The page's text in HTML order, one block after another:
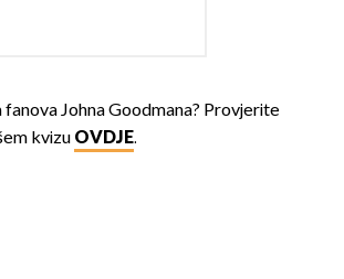
fanova Johna Goodmana? Provjerite
kvizu OVDJE.